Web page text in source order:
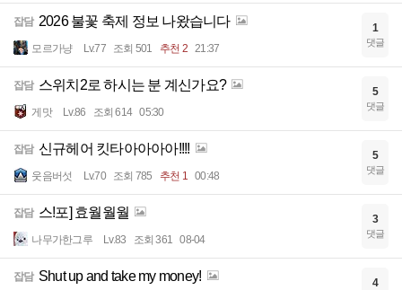
잡담 2026 불꽃 축제 정보 나왔습니다
모르가냥 Lv.77 조회 501 추천 2 21:37
1
댓글
잡담 스위치2로 하시는 분 계신가요?
게맛 Lv.86 조회 614 05:30
5
댓글
잡담 신규헤어 킷타아아아아!!!!
웃음버섯 Lv.70 조회 785 추천 1 00:48
5
댓글
잡담 스!포] 효월월월
나무가한그루 Lv.83 조회 361 08-04
3
댓글
잡담 Shut up and take my money! 4